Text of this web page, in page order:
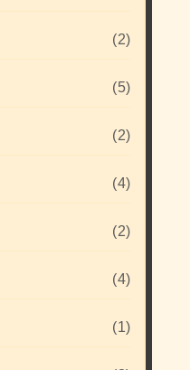
(2)
(5)
(2)
(4)
(2)
(4)
(1)